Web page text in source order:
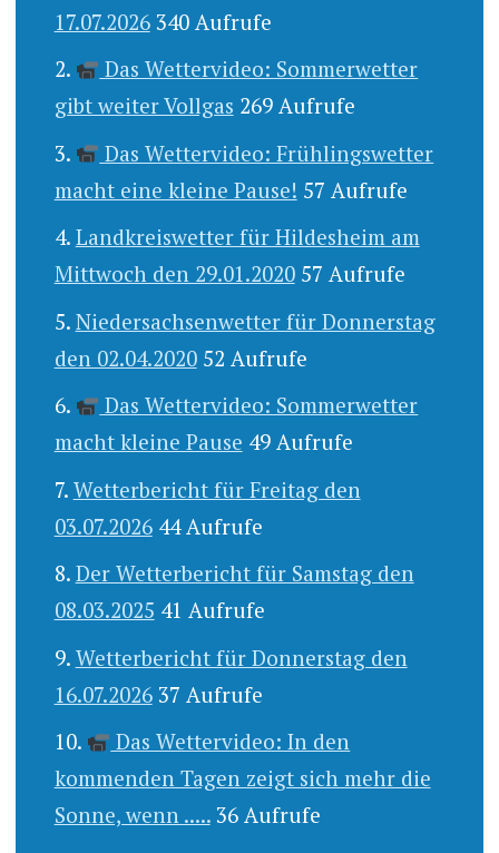
17.07.2026 340 Aufrufe
Das Wettervideo: Sommerwetter
gibt weiter Vollgas 269 Aufrufe
Das Wettervideo: Frühlingswetter
macht eine kleine Pause! 57 Aufrufe
Landkreiswetter für Hildesheim am
Mittwoch den 29.01.2020 57 Aufrufe
Niedersachsenwetter für Donnerstag
den 02.04.2020 52 Aufrufe
Das Wettervideo: Sommerwetter
macht kleine Pause 49 Aufrufe
Wetterbericht für Freitag den
03.07.2026 44 Aufrufe
Der Wetterbericht für Samstag den
08.03.2025 41 Aufrufe
Wetterbericht für Donnerstag den
16.07.2026 37 Aufrufe
Das Wettervideo: In den
kommenden Tagen zeigt sich mehr die
Sonne, wenn ..... 36 Aufrufe